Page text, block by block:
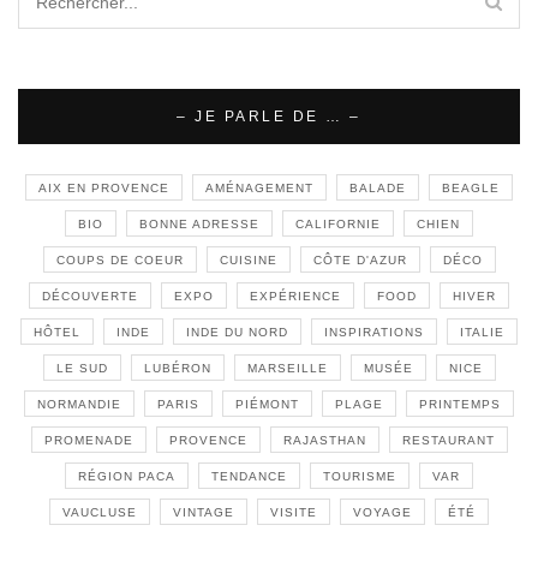
– JE PARLE DE … –
AIX EN PROVENCE AMÉNAGEMENT BALADE BEAGLE
BIO BONNE ADRESSE CALIFORNIE CHIEN
COUPS DE COEUR CUISINE CÔTE D'AZUR DÉCO
DÉCOUVERTE EXPO EXPÉRIENCE FOOD HIVER
HÔTEL INDE INDE DU NORD INSPIRATIONS ITALIE
LE SUD LUBÉRON MARSEILLE MUSÉE NICE
NORMANDIE PARIS PIÉMONT PLAGE PRINTEMPS
PROMENADE PROVENCE RAJASTHAN RESTAURANT
RÉGION PACA TENDANCE TOURISME VAR
VAUCLUSE VINTAGE VISITE VOYAGE ÉTÉ